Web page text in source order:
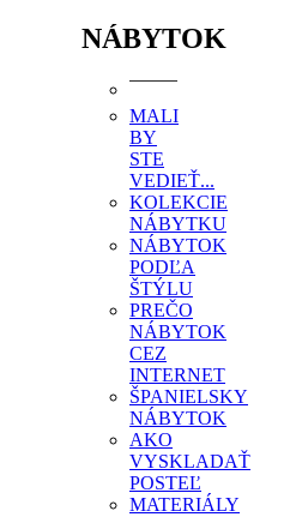
NÁBYTOK
MALI
BY
STE
VEDIEŤ...
KOLEKCIE
NÁBYTKU
NÁBYTOK
PODĽA
ŠTÝLU
PREČO
NÁBYTOK
CEZ
INTERNET
ŠPANIELSKY
NÁBYTOK
AKO
VYSKLADAŤ
POSTEĽ
MATERIÁLY